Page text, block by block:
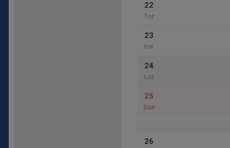
22
Tor
23
Fre
24
Lör
25
Sön
26